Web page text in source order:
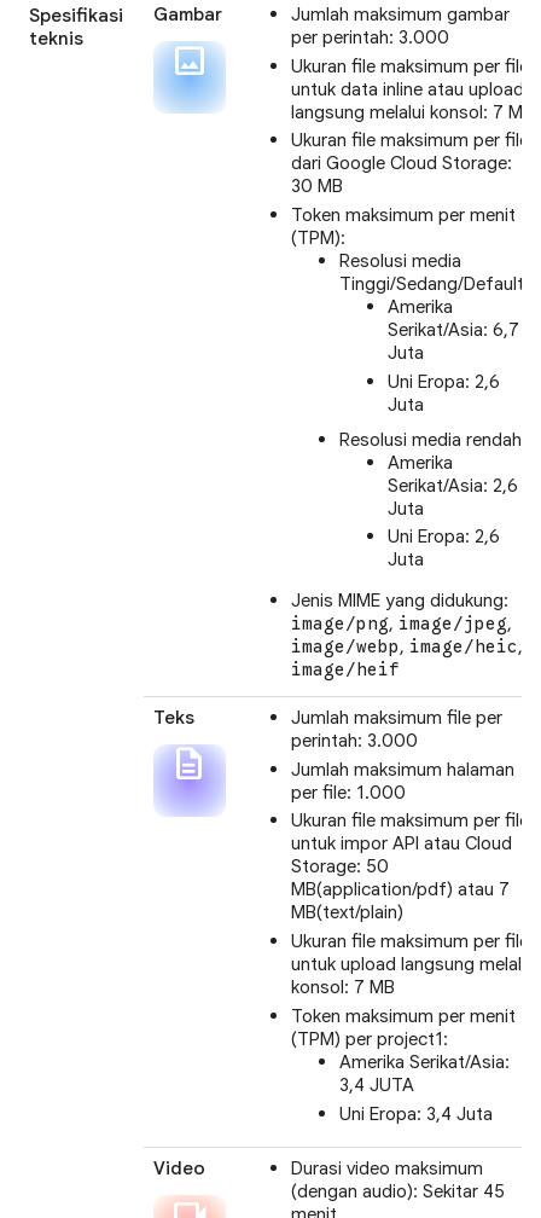
Spesifikasi
teknis
Gambar
photo
Jumlah maksimum gambar
per perintah: 3.000
Ukuran file maksimum per file
untuk data inline atau upload
langsung melalui konsol: 7 MB
Ukuran file maksimum per file
dari Google Cloud Storage:
30 MB
Token maksimum per menit
(TPM):
Resolusi media
Tinggi/Sedang/Default:
Amerika
Serikat/Asia: 6,7
Juta
Uni Eropa: 2,6
Juta
Resolusi media rendah:
Amerika
Serikat/Asia: 2,6
Juta
Uni Eropa: 2,6
Juta
Jenis MIME yang didukung:
image/png, image/jpeg,
image/webp, image/heic,
image/heif
Teks
description
Jumlah maksimum file per
perintah: 3.000
Jumlah maksimum halaman
per file: 1.000
Ukuran file maksimum per file
untuk impor API atau Cloud
Storage: 50
MB(application/pdf) atau 7
MB(text/plain)
Ukuran file maksimum per file
untuk upload langsung melalui
konsol: 7 MB
Token maksimum per menit
(TPM) per project1:
Amerika Serikat/Asia:
3,4 JUTA
Uni Eropa: 3,4 Juta
Video
Durasi video maksimum
(dengan audio): Sekitar 45